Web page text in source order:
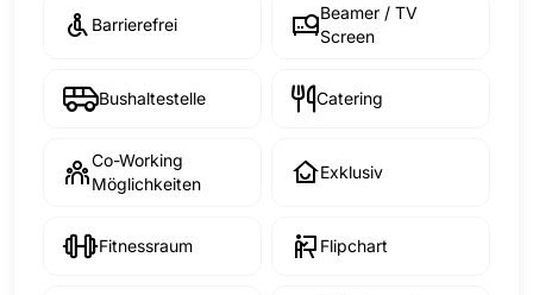
Barrierefrei
Beamer / TV
Screen
Bushaltestelle Catering
Co-Working
Möglichkeiten
Exklusiv
Fitnessraum Flipchart